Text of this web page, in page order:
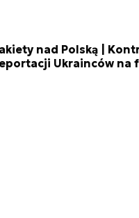
nad Polską |
Ukrainców na